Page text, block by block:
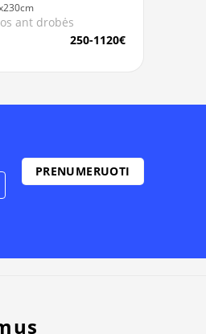
ant drobės
250-1120€